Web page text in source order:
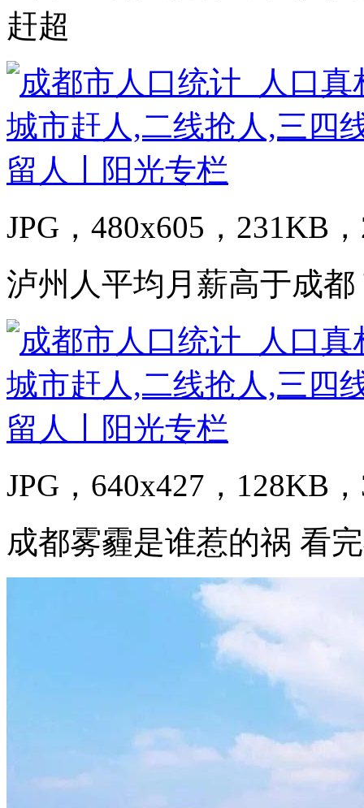
赶超
JPG，480x605，231KB
泸州人平均月薪高于成
JPG，640x427，128KB
成都雾霾是谁惹的祸 看